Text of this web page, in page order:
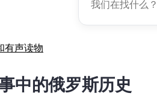
有声读物
中的俄罗斯历史